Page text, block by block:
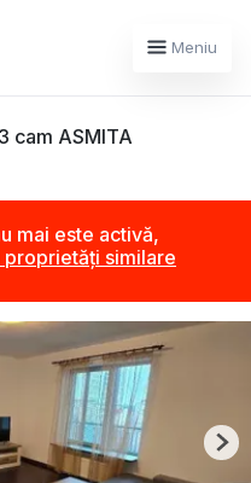
Meniu
cam ASMITA
mai este activă,
similare